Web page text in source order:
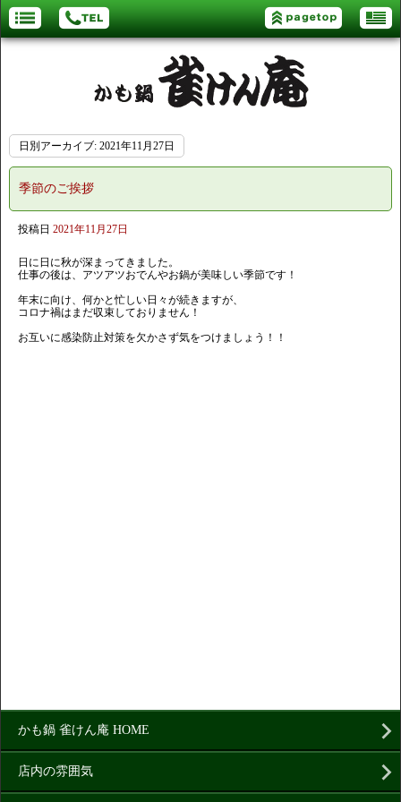
日別アーカイブ: 2021年11月27日
季節のご挨拶
投稿日 2021年11月27日
日に日に秋が深まってきました。
仕事の後は、アツアツおでんやお鍋が美味しい季節です！
年末に向け、何かと忙しい日々が続きますが、
コロナ禍はまだ収束しておりません！
お互いに感染防止対策を欠かさず気をつけましょう！！
かも鍋 雀けん庵 HOME
店内の雰囲気